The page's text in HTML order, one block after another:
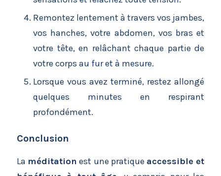
Remontez lentement à travers vos jambes,
vos hanches, votre abdomen, vos bras et
votre tête, en relâchant chaque partie de
votre corps au fur et à mesure.
Lorsque vous avez terminé, restez allongé
quelques minutes en respirant
profondément.
Conclusion
La méditation est une pratique accessible et